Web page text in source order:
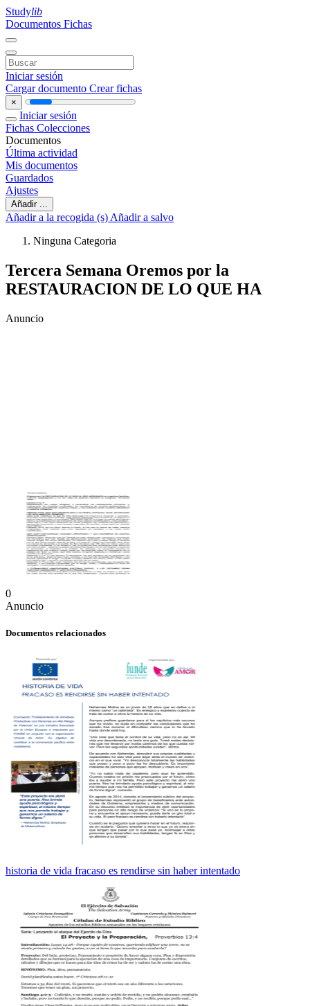
Studylib
Documentos Fichas
Iniciar sesión
Cargar documento Crear fichas
×
Iniciar sesión
Fichas Colecciones
Documentos
Última actividad
Mis documentos
Guardados
Ajustes
Añadir ...
Añadir a la recogida (s) Añadir a salvo
Ninguna Categoria
Tercera Semana Oremos por la
RESTAURACION DE LO QUE HA
Anuncio
0
Anuncio
Documentos relacionados
historia de vida fracaso es rendirse sin haber intentado